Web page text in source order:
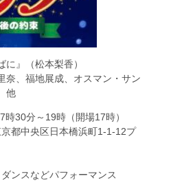
』（松本梨香）
奈、福地展成、オスマン・サン
他
時30分～19時（開場17時）
京都中央区日本橋浜町1-1-12プ
ンスなどパフォーマンス